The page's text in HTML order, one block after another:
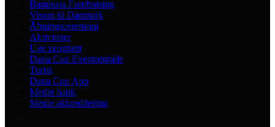
Bambusa Fundraising
Visum til Danmark
Åbningsceremoni
Aktiviteter
Uge program
Dana Cup Eventområde
Turist
Dana Cup App
Medie bank
Medie akkreditering